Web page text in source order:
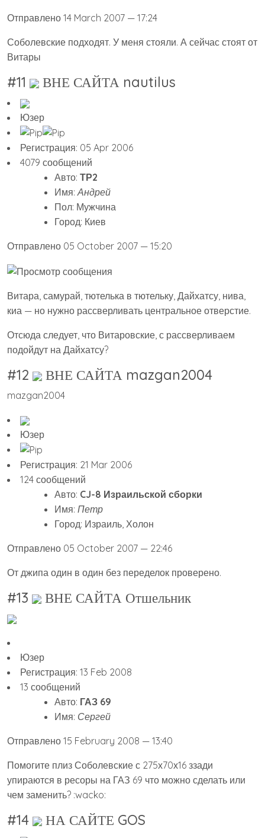
Отправлено 14 March 2007 — 17:24
Соболевские подходят. У меня стояли. А сейчас стоят от
Витары
#11 ВНЕ САЙТА nautilus
Юзер
Регистрация: 05 Apr 2006
4079 сообщений
Авто: ТР2
Имя:Андрей
Пол: Мужчина
Город: Киев
Отправлено 05 October 2007 — 15:20
Витара, самурай, тютелька в тютельку, Дайхатсу, нива,
киа — но нужно рассверливать центральное отверстие.
Отсюда следует, что Витаровские, с рассверливаем
подойдут на Дайхатсу?
#12 ВНЕ САЙТА mazgan2004
mazgan2004
Юзер
Регистрация: 21 Mar 2006
124 сообщений
Авто: CJ-8 Израильской сборки
Имя: Петр
Город: Израиль, Холон
Отправлено 05 October 2007 — 22:46
От джипа один в один без переделок проверено.
#13 ВНЕ САЙТА Отшельник
Юзер
Регистрация: 13 Feb 2008
13 сообщений
Авто: ГАЗ 69
Имя: Сергей
Отправлено 15 February 2008 — 13:40
Помогите плиз Соболевские с 275х70х16 ззади
упираются в ресоры на ГАЗ 69 что можно сделать или
чем заменить? :wacko:
#14 НА САЙТЕ GOS